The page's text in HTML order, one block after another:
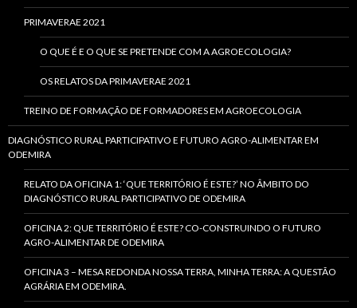
PRIMAVERAE 2021
O QUE É E O QUE SE PRETENDE COM A AGROECOLOGIA?
OS RELATOS DA PRIMAVERAE 2021
TREINO DE FORMAÇÃO DE FORMADORES EM AGROECOLOGIA
DIAGNÓSTICO RURAL PARTICIPATIVO E FUTURO AGRO-ALIMENTAR EM
ODEMIRA
RELATO DA OFICINA 1: ‘QUE TERRITÓRIO É ESTE?’ NO ÂMBITO DO
DIAGNÓSTICO RURAL PARTICIPATIVO DE ODEMIRA
OFICINA 2: QUE TERRITÓRIO É ESTE? CO-CONSTRUINDO O FUTURO
AGRO-ALIMENTAR DE ODEMIRA
OFICINA 3 – MESA REDONDA NOSSA TERRA, MINHA TERRA: A QUESTÃO
AGRÁRIA EM ODEMIRA.